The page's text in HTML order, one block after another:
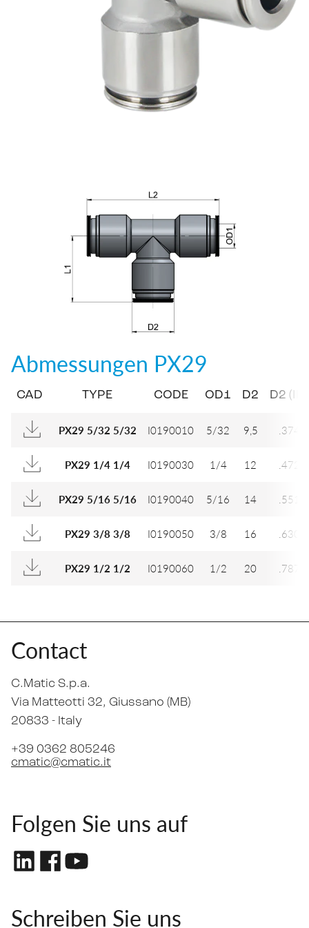
Abmessungen PX29
CAD TYPE CODE OD1 D2 D2 (IN)
PX29 5/32 5/32 I0190010 5/32 9,5 .374
PX29 1/4 1/4 I0190030 1/4 12 .472
PX29 5/16 5/16 I0190040 5/16 14 .551
PX29 3/8 3/8 I0190050 3/8 16 .630
PX29 1/2 1/2 I0190060 1/2 20 .787
Contact
C.Matic S.p.a.
Via Matteotti 32, Giussano (MB)
20833 - Italy
+39 0362 805246
cmatic@cmatic.it
Folgen Sie uns auf
Schreiben Sie uns